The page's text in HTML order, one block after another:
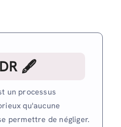
🖋
un processus
qu'aucune
permettre de négliger.